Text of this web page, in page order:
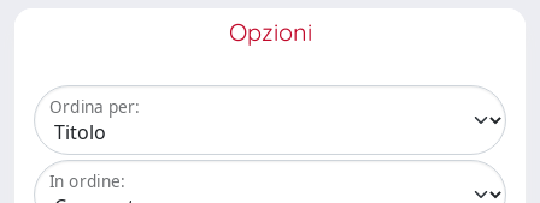
Opzioni
Ordina per:
In ordine: